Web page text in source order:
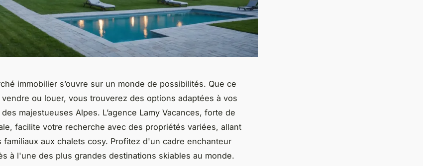
immobilier s’ouvre sur un monde de possibilités. Que ce
ou louer, vous trouverez des options adaptées à vos
majestueuses Alpes. L’agence Lamy Vacances, forte de
facilite votre recherche avec des propriétés variées, allant
familiaux aux chalets cosy. Profitez d'un cadre enchanteur
à l'une des plus grandes destinations skiables au monde.